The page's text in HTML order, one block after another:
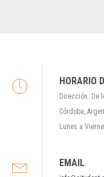
HORARIO
Dirección: De
Córdoba,
Lunes a
EMAIL